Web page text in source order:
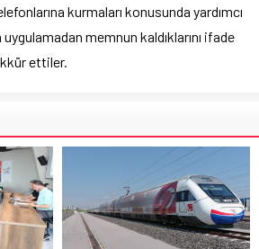
kurmaları konusunda yardımcı
uygulamadan memnun kaldıklarını ifade
ettiler.